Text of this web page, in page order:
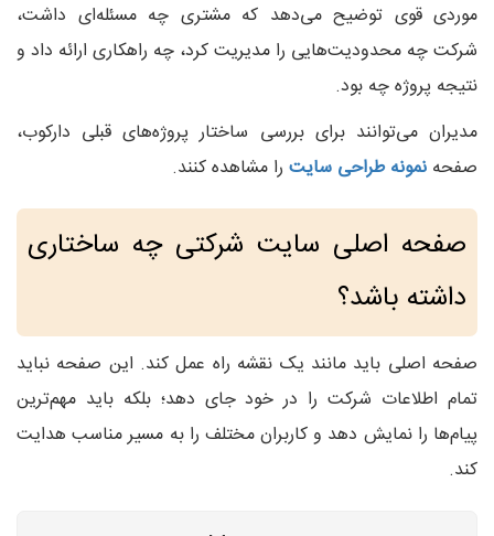
موردی قوی توضیح می‌دهد که مشتری چه مسئله‌ای داشت،
شرکت چه محدودیت‌هایی را مدیریت کرد، چه راهکاری ارائه داد و
نتیجه پروژه چه بود.
مدیران می‌توانند برای بررسی ساختار پروژه‌های قبلی دارکوب،
صفحه نمونه طراحی سایت را مشاهده کنند.
صفحه اصلی سایت شرکتی چه ساختاری
داشته باشد؟
صفحه اصلی باید مانند یک نقشه راه عمل کند. این صفحه نباید
تمام اطلاعات شرکت را در خود جای دهد؛ بلکه باید مهم‌ترین
پیام‌ها را نمایش دهد و کاربران مختلف را به مسیر مناسب هدایت
کند.